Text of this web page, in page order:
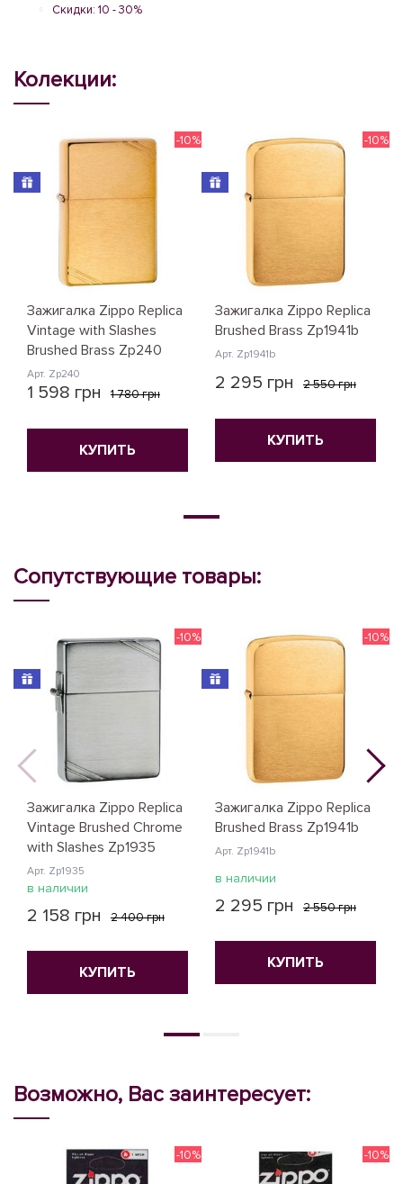
Скидки: 10 - 30%
Колекции:
Зажигалка Zippo Replica
Vintage with Slashes
Brushed Brass Zp240
Арт. Zp240
-10%
1 598 грн 1 780 грн
КУПИТЬ
Зажигалка Zippo Replica
Brushed Brass Zp1941b
Арт. Zp1941b
-10%
2 295 грн 2 550 грн
КУПИТЬ
Сопутствующие товары:
Зажигалка Zippo Replica
Vintage Brushed Chrome
with Slashes Zp1935
Арт. Zp1935
-10%
в наличии
2 158 грн 2 400 грн
КУПИТЬ
Зажигалка Zippo Replica
Brushed Brass Zp1941b
Арт. Zp1941b
-10%
в наличии
2 295 грн 2 550 грн
КУПИТЬ
Возможно, Вас заинтересует:
-10% -10%